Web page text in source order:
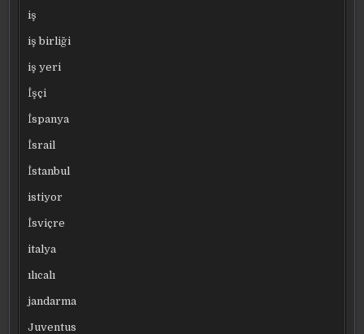
iş
iş birliği
iş yeri
İşçi
İspanya
İsrail
İstanbul
istiyor
İsviçre
italya
ılıcalı
jandarma
Juventus